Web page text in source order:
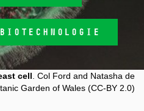
cell. Col Ford and Natasha de
Garden of Wales (CC-BY 2.0)